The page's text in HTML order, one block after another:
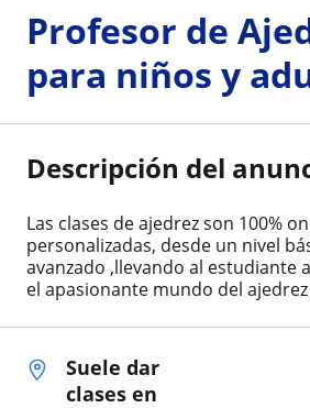
Suele dar
clases en
Profesor de
para niños y
Descripción del
Las clases de ajedrez son 100%
personalizadas, desde un nivel
avanzado ,llevando al estudiante
el apasionante mundo del ajedrez